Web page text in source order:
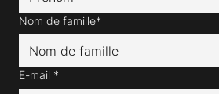
Nom de famille*
E-mail *